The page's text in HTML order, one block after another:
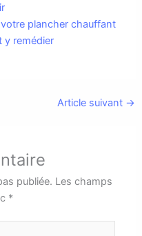
plancher chauffant
y remédier
Article suivant →
publiée. Les champs
*